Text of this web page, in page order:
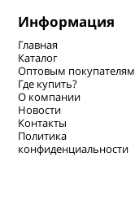
Информация
Главная
Каталог
Оптовым покупателям
Где купить?
О компании
Новости
Контакты
Политика
конфиденциальности